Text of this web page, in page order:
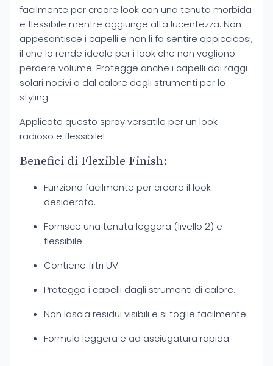
facilmente per creare look con una tenuta morbida
e flessibile mentre aggiunge alta lucentezza. Non
appesantisce i capelli e non li fa sentire appiccicosi,
il che lo rende ideale per i look che non vogliono
perdere volume. Protegge anche i capelli dai raggi
solari nocivi o dal calore degli strumenti per lo
styling.
Applicate questo spray versatile per un look
radioso e flessibile!
Benefici di Flexible Finish:
Funziona facilmente per creare il look
desiderato.
Fornisce una tenuta leggera (livello 2) e
flessibile.
Contiene filtri UV.
Protegge i capelli dagli strumenti di calore.
Non lascia residui visibili e si toglie facilmente.
Formula leggera e ad asciugatura rapida.